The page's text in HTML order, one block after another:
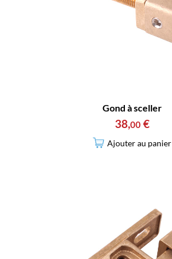
Gond à sceller
38,00 €
Ajouter au panier